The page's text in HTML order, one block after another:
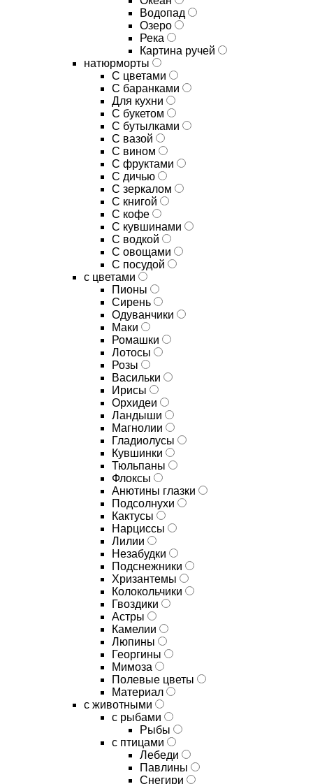
Водопад
Озеро
Река
Картина ручей
натюрморты
С цветами
С баранками
Для кухни
C букетом
C бутылками
C вазой
C вином
C фруктами
C дичью
C зеркалом
C книгой
C кофе
C кувшинами
C водкой
C овощами
C посудой
с цветами
Пионы
Сирень
Одуванчики
Маки
Ромашки
Лотосы
Розы
Васильки
Ирисы
Орхидеи
Ландыши
Магнолии
Гладиолусы
Кувшинки
Тюльпаны
Флоксы
Анютины глазки
Подсолнухи
Кактусы
Нарциссы
Лилии
Незабудки
Подснежники
Хризантемы
Колокольчики
Гвоздики
Астры
Камелии
Люпины
Георгины
Мимоза
Полевые цветы
Материал
с животными
с рыбами
Рыбы
с птицами
Лебеди
Павлины
Снегири